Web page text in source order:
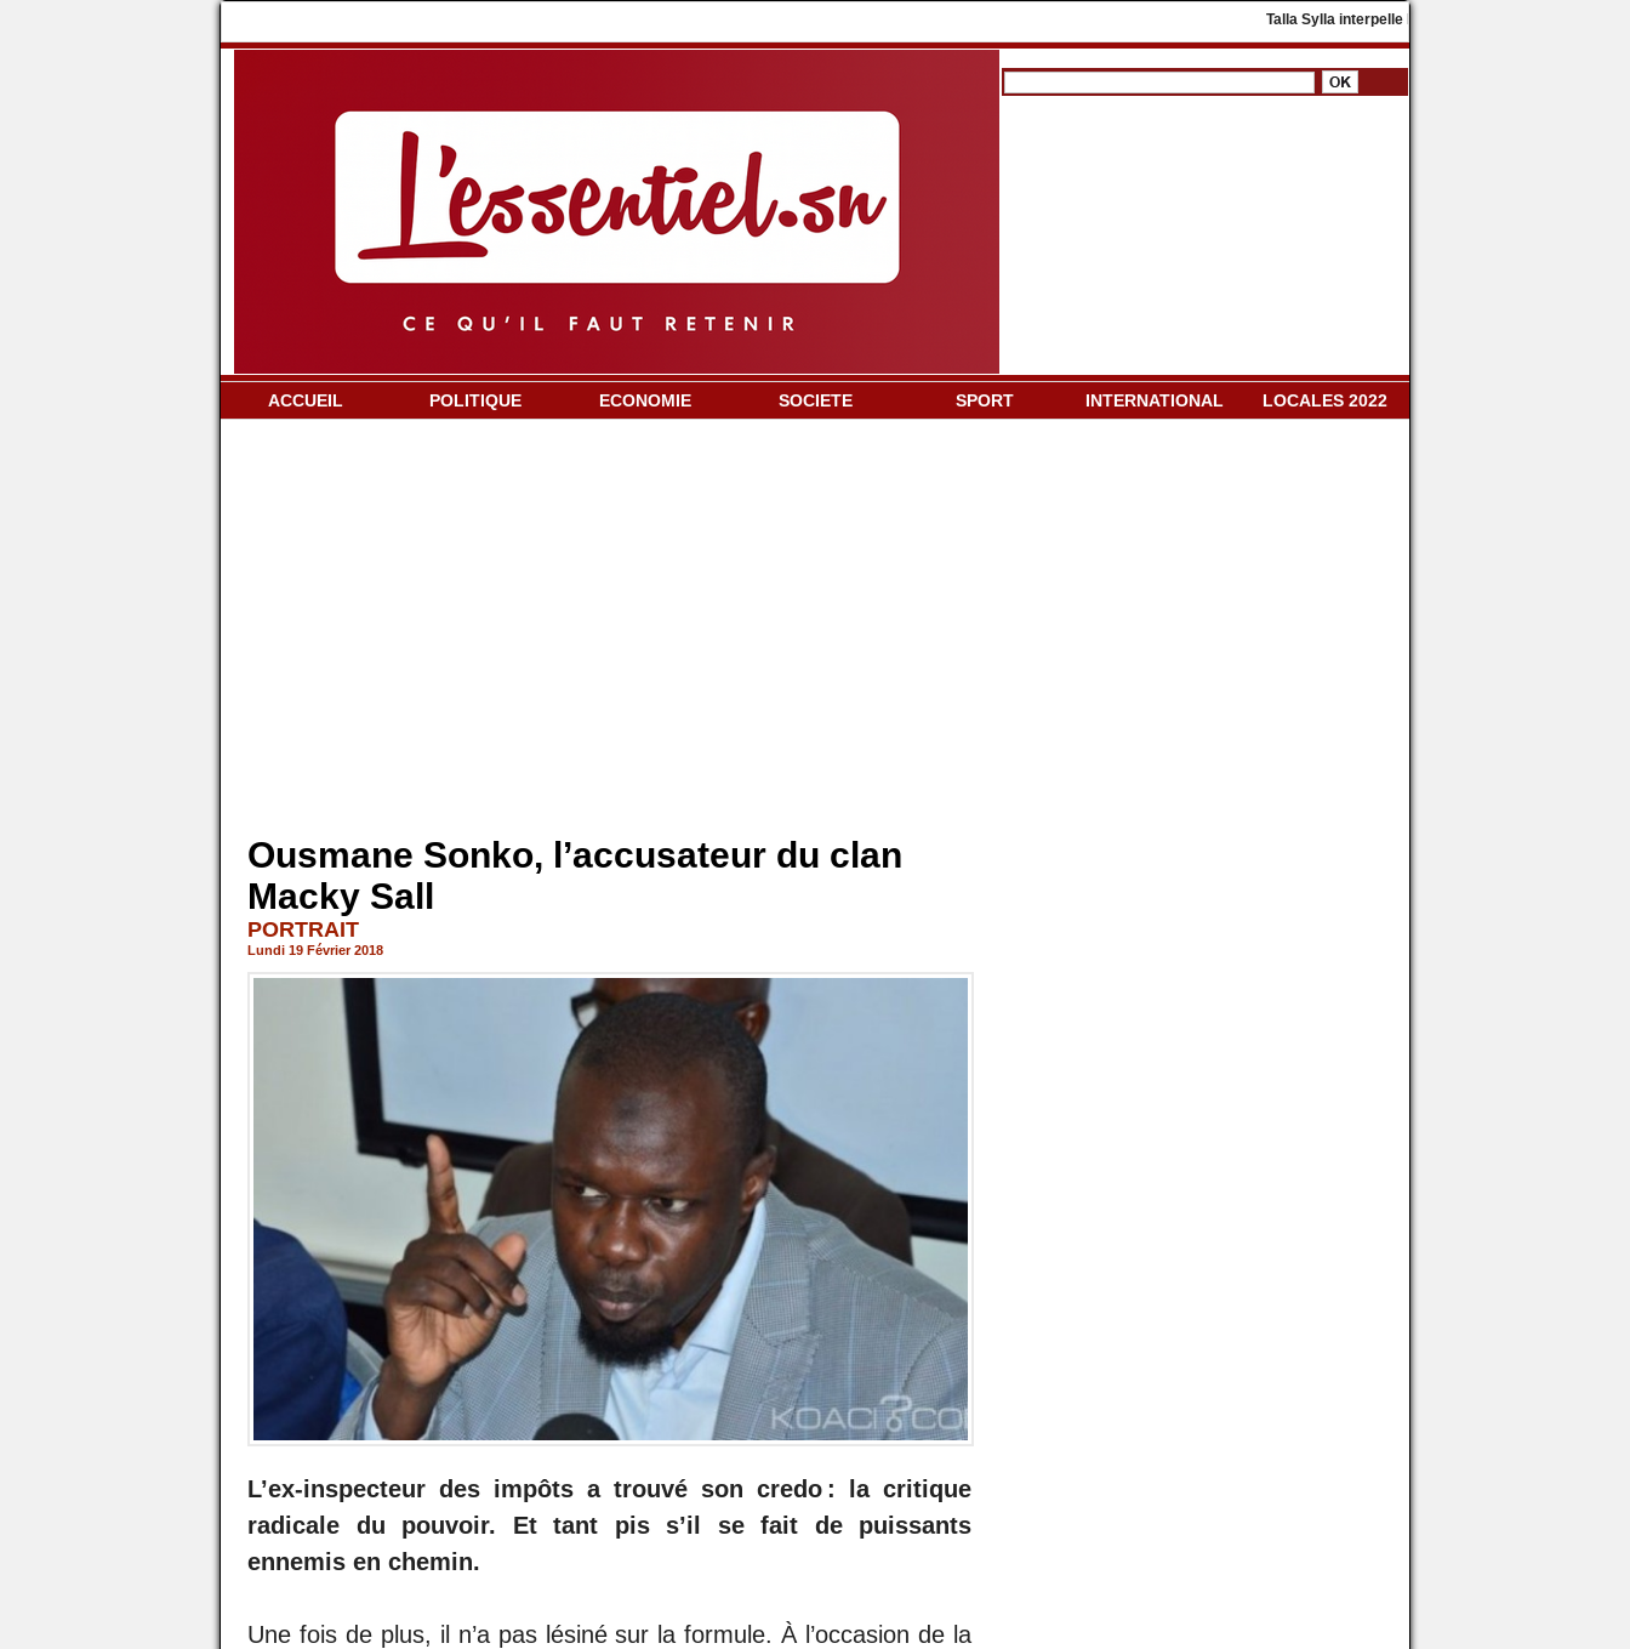
​Talla Sylla interpelle Diomaye Faye : « Il faut dissoudre
ACCUEIL POLITIQUE ECONOMIE SOCIETE SPORT INTERNATIONAL LOCALES 2022
Ousmane Sonko, l’accusateur du clan
Macky Sall
PORTRAIT
Lundi 19 Février 2018
L’ex-inspecteur des impôts a trouvé son credo : la critique
radicale du pouvoir. Et tant pis s’il se fait de puissants
ennemis en chemin.
Une fois de plus, il n’a pas lésiné sur la formule. À l’occasion de la